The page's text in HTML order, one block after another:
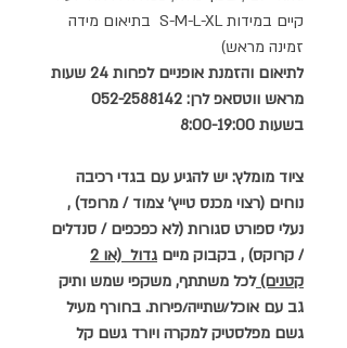
קיים במידות S-M-L-XL בתיאום מידה
זמינה מראש)
לתיאום והזמנת אופניים לפחות 24 שעות
בשעות 8:00-19:00
ציוד מומלץ: יש להגיע עם בגדי רכיבה
נוחים (רצוי מכנס טייץ' צמוד / מרופד) ,
נעלי ספורט סגורות (לא כפכפים / סנדלים
/ קרוקס) , בקבוק מיים
גדול (או 2
קטנים)לכל משתתף, משקפי שמש ותיק
גב עם אוכל/שתייה/פירות. בחורף מעיל
גשם מפלסטיק למקרה ויורד גשם קל